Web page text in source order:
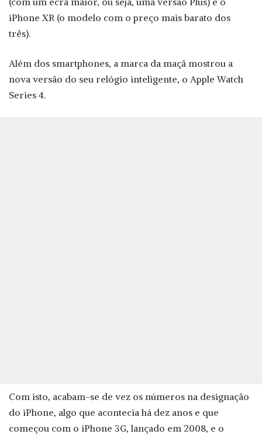
iPhone XR (o modelo com o preço mais barato dos
três).
Além dos smartphones, a marca da maçã mostrou a
nova versão do seu relógio inteligente, o Apple Watch
Series 4.
Com isto, acabam-se de vez os números na designação
do iPhone, algo que acontecia há dez anos e que
começou com o iPhone 3G, lançado em 2008, e o